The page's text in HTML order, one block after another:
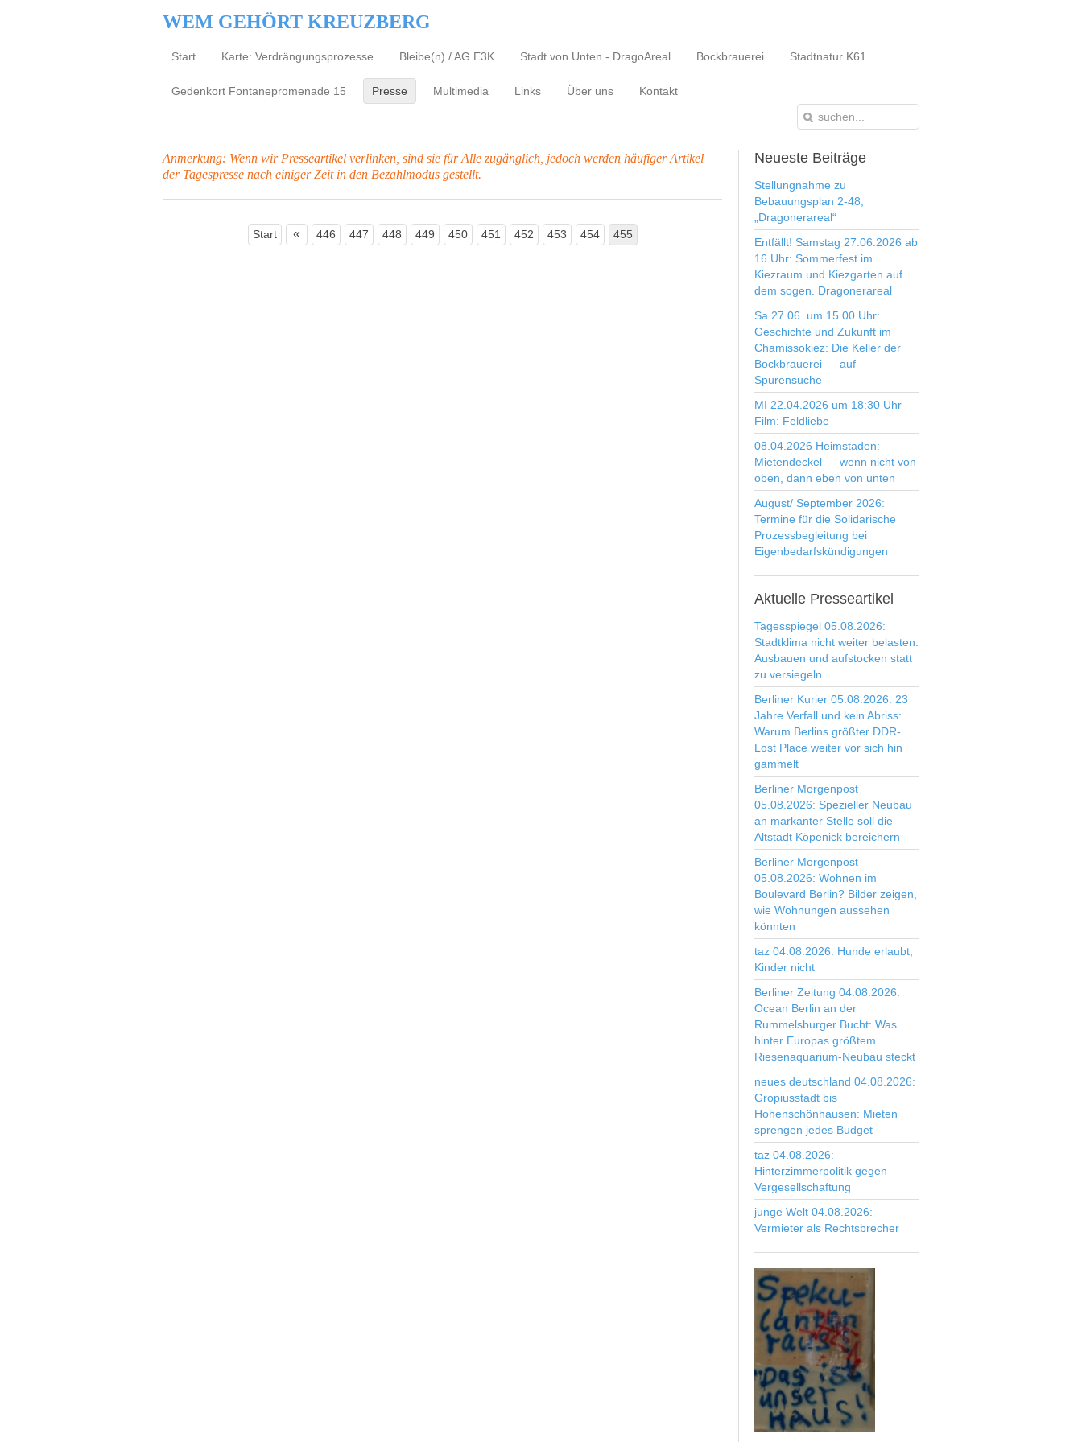
WEM GEHÖRT KREUZBERG
Start Karte: Verdrängungsprozesse Bleibe(n) / AG E3K Stadt von Unten - DragoAreal Bockbrauerei Stadtnatur K61
Gedenkort Fontanepromenade 15 Presse Multimedia Links Über uns Kontakt
Anmerkung: Wenn wir Presseartikel verlinken, sind sie für Alle zugänglich, jedoch werden häufiger Artikel
der Tagespresse nach einiger Zeit in den Bezahlmodus gestellt.
Start « 446 447 448 449 450 451 452 453 454 455
Neueste Beiträge
Stellungnahme zu
Bebauungsplan 2-48,
„Dragonerareal“
Entfällt! Samstag 27.06.2026 ab
16 Uhr: Sommerfest im
Kiezraum und Kiezgarten auf
dem sogen. Dragonerareal
Sa 27.06. um 15.00 Uhr:
Geschichte und Zukunft im
Chamissokiez: Die Keller der
Bockbrauerei — auf
Spurensuche
MI 22.04.2026 um 18:30 Uhr
Film: Feldliebe
08.04.2026 Heimstaden:
Mietendeckel — wenn nicht von
oben, dann eben von unten
August/ September 2026:
Termine für die Solidarische
Prozessbegleitung bei
Eigenbedarfskündigungen
Aktuelle Presseartikel
Tagesspiegel 05.08.2026:
Stadtklima nicht weiter belasten:
Ausbauen und aufstocken statt
zu versiegeln
Berliner Kurier 05.08.2026: 23
Jahre Verfall und kein Abriss:
Warum Berlins größter DDR-
Lost Place weiter vor sich hin
gammelt
Berliner Morgenpost
05.08.2026: Spezieller Neubau
an markanter Stelle soll die
Altstadt Köpenick bereichern
Berliner Morgenpost
05.08.2026: Wohnen im
Boulevard Berlin? Bilder zeigen,
wie Wohnungen aussehen
könnten
taz 04.08.2026: Hunde erlaubt,
Kinder nicht
Berliner Zeitung 04.08.2026:
Ocean Berlin an der
Rummelsburger Bucht: Was
hinter Europas größtem
Riesenaquarium-Neubau steckt
neues deutschland 04.08.2026:
Gropiusstadt bis
Hohenschönhausen: Mieten
sprengen jedes Budget
taz 04.08.2026:
Hinterzimmerpolitik gegen
Vergesellschaftung
junge Welt 04.08.2026:
Vermieter als Rechtsbrecher